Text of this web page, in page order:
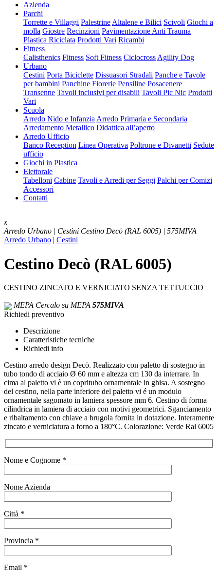
Azienda
Parchi
Torrette e Villaggi Palestrine Altalene e Bilici Scivoli Giochi a
molla Giostre Recinzioni Pavimentazione Anti Trauma
Plastica Riciclata Prodotti Vari Ricambi
Fitness
Calisthenics Fitness Soft Fitness Ciclocross Agility Dog
Urbano
Cestini Porta Biciclette Dissuasori Stradali Panche e Tavole
per bambini Panchine Fiorerie Pensiline Posacenere
Transenne Tavoli inclusivi per disabili Tavoli Pic Nic Prodotti
Vari
Scuola
Arredo Nido e Infanzia Arredo Primaria e Secondaria
Arredamento Metallico Didattica all’aperto
Arredo Ufficio
Banco Reception Linea Operativa Poltrone e Divanetti Sedute
ufficio
Giochi in Plastica
Elettorale
Tabelloni Cabine Tavoli e Arredi per Seggi Palchi per Comizi
Accessori
Contatti
x
Arredo Urbano | Cestini Cestino Decò (RAL 6005) | 575MIVA
Arredo Urbano | Cestini
Cestino Decò (RAL 6005)
CESTINO ZINCATO E VERNICIATO SENZA TETTUCCIO
MEPA Cercalo su MEPA 575MIVA
Richiedi preventivo
Descrizione
Caratteristiche tecniche
Richiedi info
Cestino arredo design Decò. Realizzato con paletto di sostegno in
tubo tondo di acciaio Ø 60 mm e altezza cm 130 da interrare. In
cima al paletto vi è un copritubo ornamentale in ghisa. A sostegno
del cestino, nella parte inferiore del paletto vi é un modulo
ornamentale sagomato in lamiera spessore mm 6. Cestino di forma
cilindrica in lamiera di acciaio con motivi geometrici. Sganciamento
e ribaltamento con chiave a brugola fornita in dotazione. Interamente
zincato e verniciatura a forno a 180°C. Colorazione: Verde Ral 6005
Nome e Cognome *
Nome Azienda
Città *
Provincia *
Email *